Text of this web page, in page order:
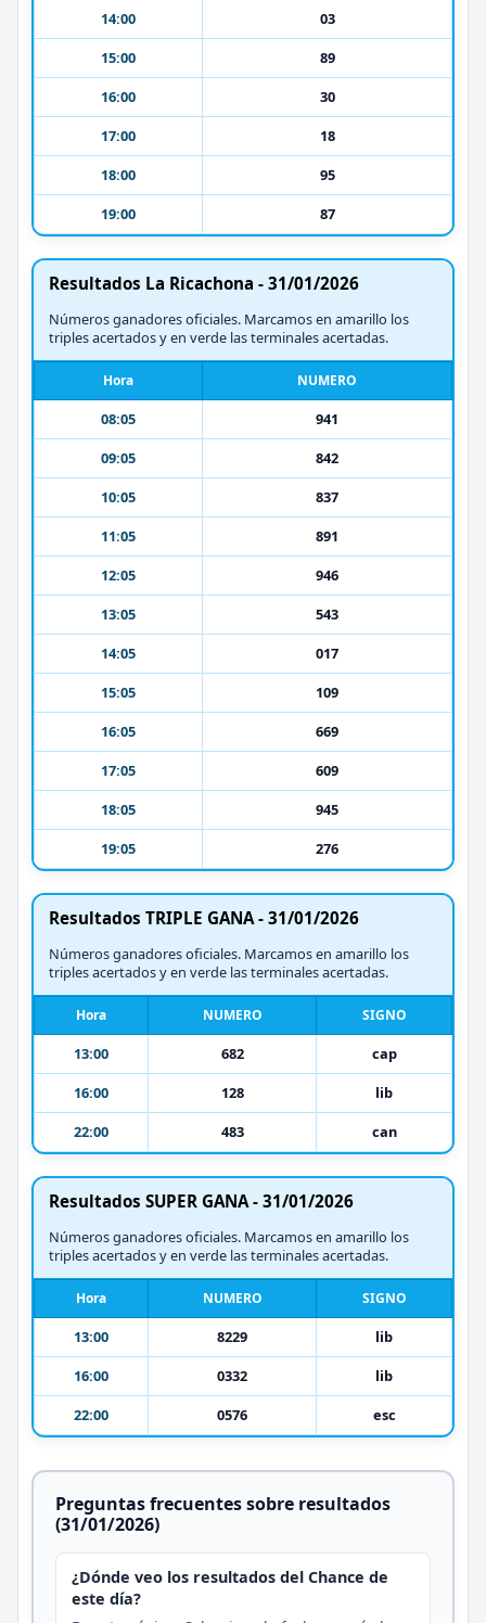
14:00
03
15:00
89
16:00
30
17:00
18
18:00
95
19:00
87
Resultados La Ricachona - 31/01/2026
Números ganadores oficiales. Marcamos en amarillo los
triples acertados y en verde las terminales acertadas.
Hora NUMERO
08:05
941
09:05
842
10:05
837
11:05
891
12:05
946
13:05
543
14:05
017
15:05
109
16:05
669
17:05
609
18:05
945
19:05
276
Resultados TRIPLE GANA - 31/01/2026
Números ganadores oficiales. Marcamos en amarillo los
triples acertados y en verde las terminales acertadas.
Hora NUMERO SIGNO
13:00 682
cap
16:00
128
lib
22:00
483 can
Resultados SUPER GANA - 31/01/2026
Números ganadores oficiales. Marcamos en amarillo los
triples acertados y en verde las terminales acertadas.
Hora NUMERO SIGNO
13:00 8229
lib
16:00
0332
lib
22:00
0576 esc
Preguntas frecuentes sobre resultados
(31/01/2026)
¿Dónde veo los resultados del Chance de
este día?